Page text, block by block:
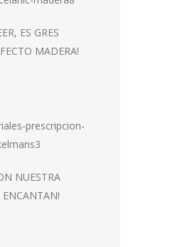
ES GRES
MADERA!
NUESTRA